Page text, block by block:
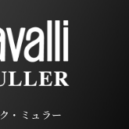
・ミュラー